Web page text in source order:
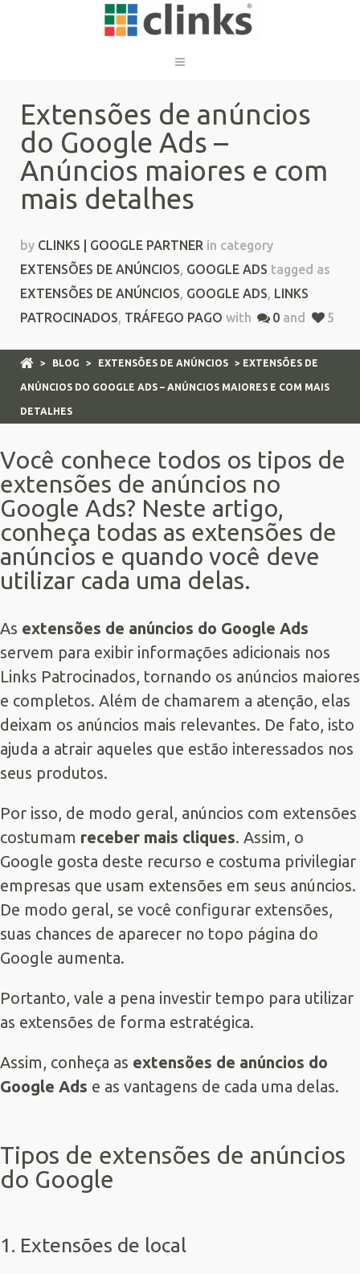
Extensões de anúncios
do Google Ads –
Anúncios maiores e com
mais detalhes
by CLINKS | GOOGLE PARTNER in category
EXTENSÕES DE ANÚNCIOS, GOOGLE ADS tagged as
EXTENSÕES DE ANÚNCIOS, GOOGLE ADS, LINKS
PATROCINADOS, TRÁFEGO PAGO with 0 and 5
> BLOG > EXTENSÕES DE ANÚNCIOS > EXTENSÕES DE
ANÚNCIOS DO GOOGLE ADS – ANÚNCIOS MAIORES E COM MAIS
DETALHES
Você conhece todos os tipos de
extensões de anúncios no
Google Ads? Neste artigo,
conheça todas as extensões de
anúncios e quando você deve
utilizar cada uma delas.
As extensões de anúncios do Google Ads
servem para exibir informações adicionais nos
Links Patrocinados, tornando os anúncios maiores
e completos. Além de chamarem a atenção, elas
deixam os anúncios mais relevantes. De fato, isto
ajuda a atrair aqueles que estão interessados nos
seus produtos.
Por isso, de modo geral, anúncios com extensões
costumam receber mais cliques. Assim, o
Google gosta deste recurso e costuma privilegiar
empresas que usam extensões em seus anúncios.
De modo geral, se você configurar extensões,
suas chances de aparecer no topo página do
Google aumenta.
Portanto, vale a pena investir tempo para utilizar
as extensões de forma estratégica.
Assim, conheça as extensões de anúncios do
Google Ads e as vantagens de cada uma delas.
Tipos de extensões de anúncios
do Google
1. Extensões de local